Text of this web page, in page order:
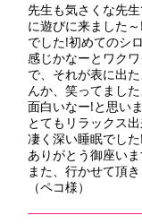
先生も気さくな先
に遊びに来ました
でした!初めてのシ
感じかなーとワク
で、それが表に出
んか、笑ってまし
面白いなー!と思い
とてもリラックス
凄く深い睡眠でした!
ありがとう御座い
また、行かせて頂
（ペコ様）